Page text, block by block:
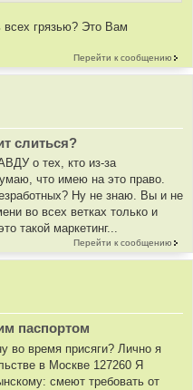
грязью? Это Вам
Перейти к сообщению
слиться?
о тех, кто из-за
что имею на это право.
Ну не знаю. Вы и не
во всех ветках только и
такой маркетинг...
Перейти к сообщению
паспортом
во время присяги? Лично я
в Москве 127260 Я
смеют требовать от